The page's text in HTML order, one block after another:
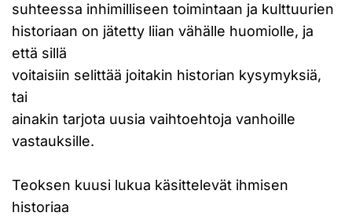
suhteessa inhimilliseen toimintaan ja kulttuurien
historiaan on jätetty liian vähälle huomiolle, ja
että sillä
voitaisiin selittää joitakin historian kysymyksiä,
tai
ainakin tarjota uusia vaihtoehtoja vanhoille
vastauksille.
Teoksen kuusi lukua käsittelevät ihmisen
historiaa